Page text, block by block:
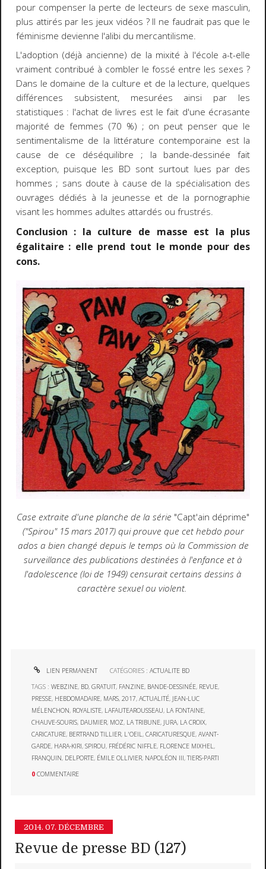
pour compenser la perte de lecteurs de sexe masculin,
plus attirés par les jeux vidéos ? Il ne faudrait pas que le
féminisme devienne l'alibi du mercantilisme.
L'adoption (déjà ancienne) de la mixité à l'école a-t-elle
vraiment contribué à combler le fossé entre les sexes ?
Dans le domaine de la culture et de la lecture, quelques
différences subsistent, mesurées ainsi par les
statistiques : l'achat de livres est le fait d'une écrasante
majorité de femmes (70 %) ; on peut penser que le
sentimentalisme de la littérature contemporaine est la
cause de ce déséquilibre ; la bande-dessinée fait
exception, puisque les BD sont surtout lues par des
hommes ; sans doute à cause de la spécialisation des
ouvrages dédiés à la jeunesse et de la pornographie
visant les hommes adultes attardés ou frustrés.
Conclusion : la culture de masse est la plus
égalitaire : elle prend tout le monde pour des
cons.
Case extraite d'une planche de la série "Capt'ain déprime"
("Spirou" 15 mars 2017) qui prouve que cet hebdo pour
ados a bien changé depuis le temps où la Commission de
surveillance des publications destinées à l'enfance et à
l'adolescence (loi de 1949) censurait certains dessins à
caractère sexuel ou violent.
LIEN PERMANENT CATÉGORIES :ACTUALITE BD
TAGS :WEBZINE, BD,GRATUIT, FANZINE, BANDE-DESSINÉE, REVUE,
PRESSE, HEBDOMADAIRE, MARS,2017,ACTUALITÉ, JEAN-LUC
MÉLENCHON, ROYALISTE, LAFAUTEAROUSSEAU, LA FONTAINE,
CHAUVE-SOURIS, DAUMIER, MOZ, LA TRIBUNE, JURA, LA CROIX,
CARICATURE, BERTRAND TILLIER, L'OEIL,CARICATURESQUE,AVANT-
GARDE, HARA-KIRI,SPIROU, FRÉDÉRIC NIFFLE, FLORENCE MIXHEL,
FRANQUIN, DELPORTE, ÉMILE OLLIVIER, NAPOLÉON III,TIERS-PARTI
0 COMMENTAIRE
2014. 07. DÉCEMBRE
Revue de presse BD (127)